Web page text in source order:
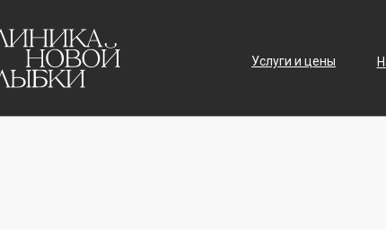
Услуги и цены